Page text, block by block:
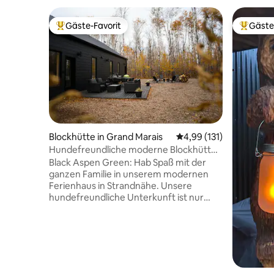
Beliebter Gäste-Favorit.
Gäste-Favorit
Blockhütte in Grand Marais Durchschnittliche
4,99 (131)
Hundefreundliche moderne Blockhütte
in Strandnähe
Black Aspen Green: Hab Spaß mit der
ganzen Familie in unserem modernen
Ferienhaus in Strandnähe. Unsere
hundefreundliche Unterkunft ist nur